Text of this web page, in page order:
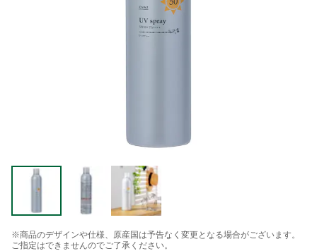
※商品のデザインや仕様、原産国は予告なく変更となる場合がございます。
ご指定はできませんのでご了承ください。